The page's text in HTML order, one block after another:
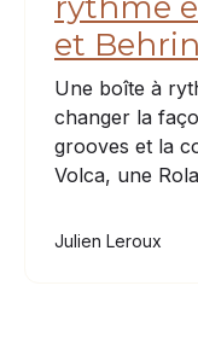
et
Une boîte à
changer la
grooves et la
Volca, une
Julien Leroux